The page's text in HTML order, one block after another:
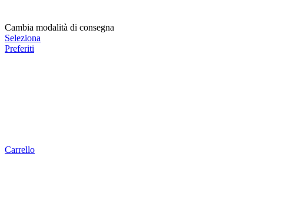
Cambia modalità di consegna
Seleziona
Preferiti
Carrello